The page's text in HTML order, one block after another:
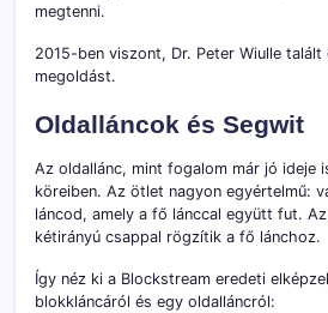
megtenni.
2015-ben viszont, Dr. Peter Wiulle talált
megoldást.
Oldalláncok és Segwit
Az oldallánc, mint fogalom már jó ideje
köreiben. Az ötlet nagyon egyértelmű:
láncod, amely a fő lánccal együtt fut.
kétirányú csappal rögzítik a fő lánchoz.
Így néz ki a Blockstream eredeti
blokkláncáról és egy oldalláncról: